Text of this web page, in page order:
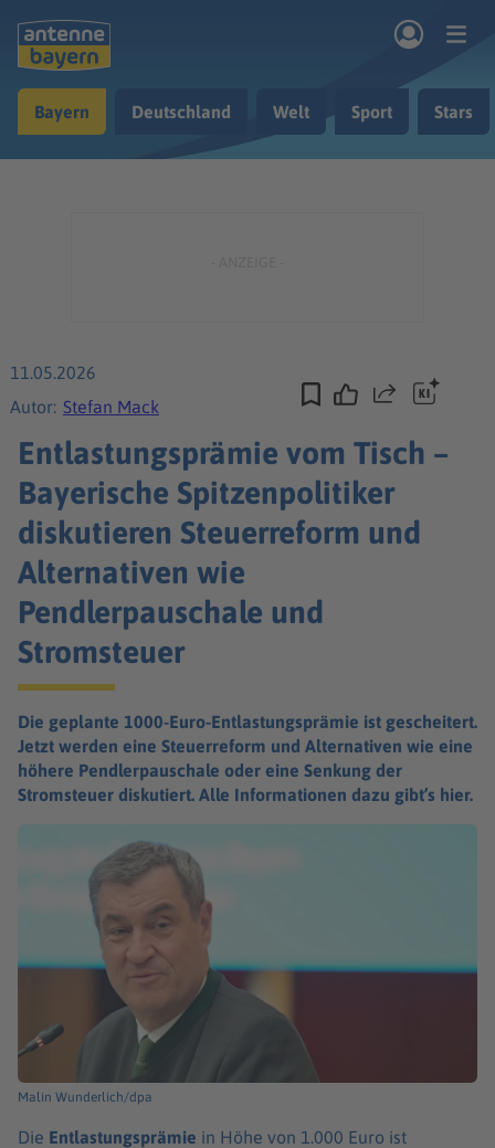
Musik & Radio
Bayern Deutschland Welt Sport Stars
11.05.2026
Autor: Stefan Mack Teilen
Entlastungsprämie vom Tisch –
Bayerische Spitzenpolitiker
diskutieren Steuerreform und
Alternativen wie
Pendlerpauschale und
Stromsteuer
Die geplante 1000-Euro-Entlastungsprämie ist gescheitert.
Jetzt werden eine Steuerreform und Alternativen wie eine
höhere Pendlerpauschale oder eine Senkung der
Stromsteuer diskutiert. Alle Informationen dazu gibt’s hier.
Malin Wunderlich/dpa
Die Entlastungsprämie in Höhe von 1.000 Euro ist